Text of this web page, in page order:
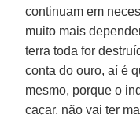
continuam em
muito mais
terra toda for
conta do ouro, aí é
mesmo, porque o
caçar, não vai ter